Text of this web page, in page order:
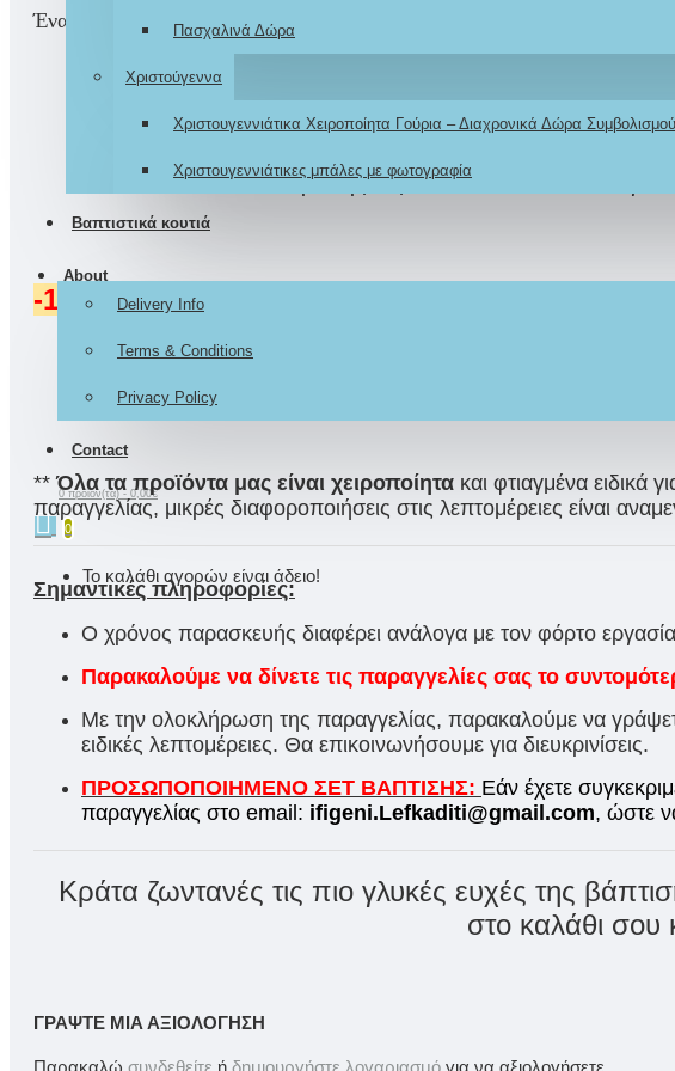
Πασχαλινά Δώρα
Χριστούγεννα
Χριστουγεννιάτικα Χειροποίητα Γούρια – Διαχρονικά Δώρα Συμβολισμού
Χριστουγεννιάτικες μπάλες με φωτογραφία
Βαπτιστικά κουτιά
About
Delivery Info
Terms & Conditions
Privacy Policy
Contact
0 προϊόν(τα) - 0,00€
0
Το καλάθι αγορών είναι άδειο!
Ένας συνδυασμός εκτύπωσης σε ύφασμα και χειροποίητης ζωγραφικής
Σχεδιάζουμε το
Η βάπτιση είναι μια μοναδική και αξέχαστη στιγμή για
προσαρμοσμένο αποκλειστικά στον
-15% ΕΚΠΤΩΣΗ
*Το κουπόνι έκπτωσης ισχύει
**Όλα τα προϊόντα μας είναι χειροποίητα και φτιαγμένα ειδικά
παραγγελίας, μικρές διαφοροποιήσεις στις λεπτομέρειες είναι
Σημαντικές πληροφορίες:
Ο χρόνος παρασκευής διαφέρει ανάλογα με τον φόρτο
Παρακαλούμε να δίνετε τις παραγγελίες σας το
Με την ολοκλήρωση της παραγγελίας, παρακαλούμε να
ειδικές λεπτομέρειες. Θα επικοινωνήσουμε για διευκρινίσεις.
ΠΡΟΣΩΠΟΠΟΙΗΜΕΝΟ ΣΕΤ ΒΑΠΤΙΣΗΣ: Εάν έχετε
παραγγελίας στο email: ifigeni.Lefkaditi@gmail.com, ώστε
Κράτα ζωντανές τις πιο γλυκές ευχές της
στο καλάθι σου
ΓΡΆΨΤΕ ΜΙΑ ΑΞΙΟΛΌΓΗΣΗ
Παρακαλώ συνδεθείτε ή δημιουργήστε λογαριασμό για να αξιολογήσετε